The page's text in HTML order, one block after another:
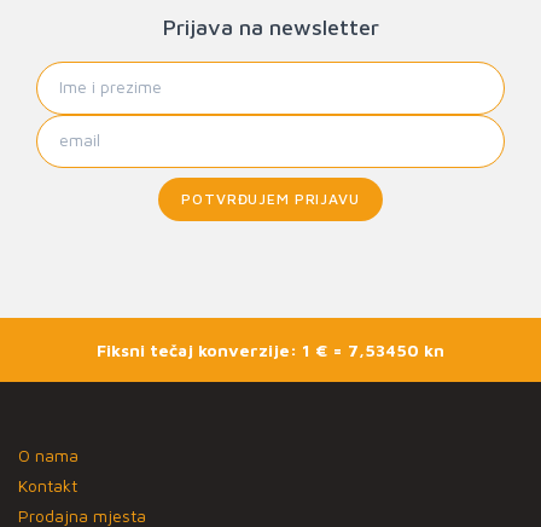
Prijava na newsletter
POTVRĐUJEM PRIJAVU
Fiksni tečaj konverzije: 1 € = 7,53450 kn
O nama
Kontakt
Prodajna mjesta